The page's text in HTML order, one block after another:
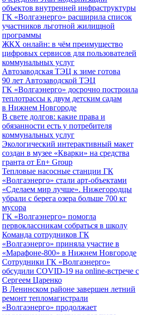
объектов внутренней инфраструктуры
ГК «Волгаэнерго» расширила список
участников льготной жилищной
программы
ЖКХ онлайн: в чём преимущество
цифровых сервисов для пользователей
коммунальных услуг
Автозаводская ТЭЦ к зиме готова
90 лет Автозаводской ТЭЦ
ГК «Волгаэнерго» досрочно построила
теплотрассы к двум детским садам
в Нижнем Новгороде
В свете долгов: какие права и
обязанности есть у потребителя
коммунальных услуг
Экологический интерактивный макет
создан в музее «Кварки» на средства
гранта от En+ Group
Тепловые насосные станции ГК
«Волгаэнерго» стали арт-объектами
«Сделаем мир лучше». Нижегородцы
убрали с берега озера больше 700 кг
мусора
ГК «Волгаэнерго» помогла
первоклассникам собраться в школу
Команда сотрудников ГК
«Волгаэнерго» приняла участие в
«Марафоне-800» в Нижнем Новгороде
Сотрудники ГК «Волгаэнерго»
обсудили COVID-19 на online-встрече с
Сергеем Царенко
В Ленинском районе завершен летний
ремонт тепломагистрали
«Волгаэнерго» продолжает